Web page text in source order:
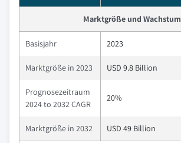
Marktgröße und Wachstum
Basisjahr 2023
Marktgröße in 2023 USD 9.8 Billion
Prognosezeitraum
2024 to 2032 CAGR
20%
Marktgröße in 2032 USD 49 Billion